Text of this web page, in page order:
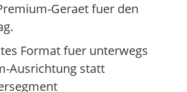
Geraet fuer den
Format fuer unterwegs
Ausrichtung statt